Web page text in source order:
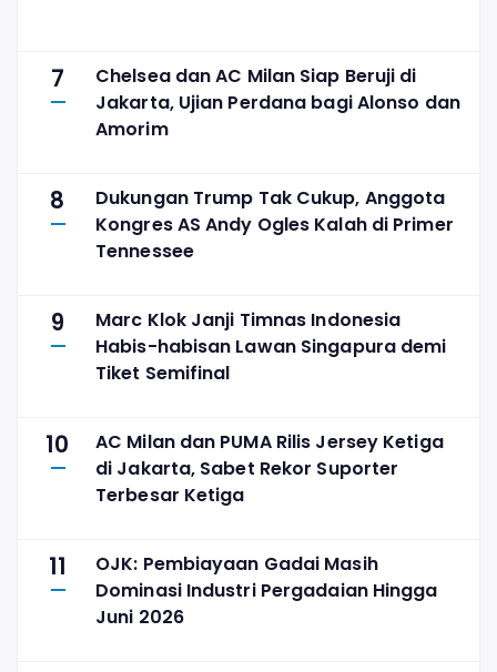
7
Chelsea dan AC Milan Siap Beruji di
Jakarta, Ujian Perdana bagi Alonso dan
Amorim
8
Dukungan Trump Tak Cukup, Anggota
Kongres AS Andy Ogles Kalah di Primer
Tennessee
9
Marc Klok Janji Timnas Indonesia
Habis-habisan Lawan Singapura demi
Tiket Semifinal
10
AC Milan dan PUMA Rilis Jersey Ketiga
di Jakarta, Sabet Rekor Suporter
Terbesar Ketiga
11
OJK: Pembiayaan Gadai Masih
Dominasi Industri Pergadaian Hingga
Juni 2026